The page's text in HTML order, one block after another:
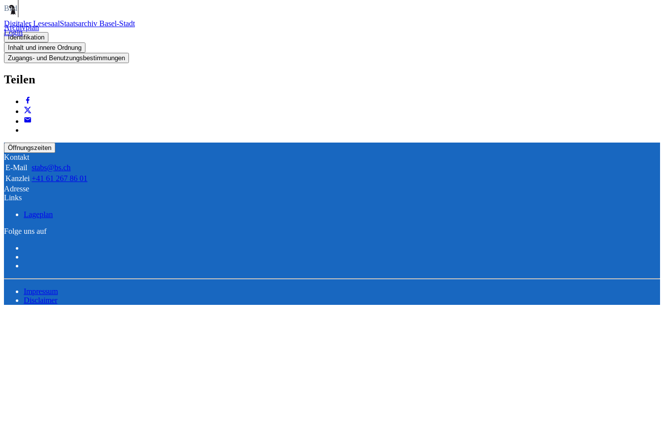
Digitaler LesesaalStaatsarchiv Basel-Stadt
Login
Bild
Archivplan
Identifikation
Inhalt und innere Ordnung
Zugangs- und Benutzungsbestimmungen
Teilen
Öffnungszeiten
Kontakt
E-Mail stabs@bs.ch
Kanzlei +41 61 267 86 01
Adresse
Links
Lageplan
Folge uns auf
Impressum
Disclaimer